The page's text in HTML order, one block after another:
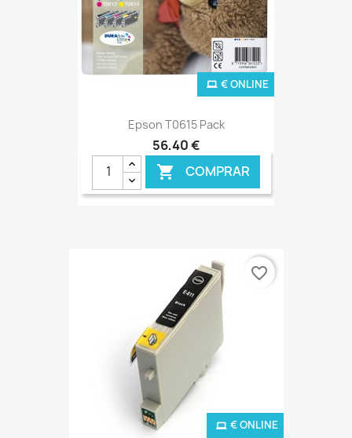
Epson T0615 Pack
56,40 €
 COMPRAR
€ ONLINE
€ ONLINE
favorite_border